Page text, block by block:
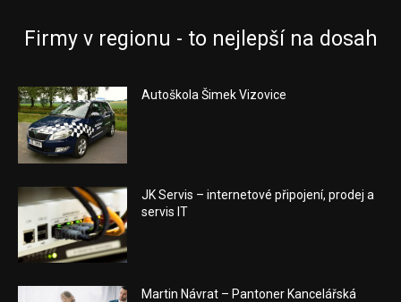
Firmy v regionu - to nejlepší na dosah
Autoškola Šimek Vizovice
JK Servis – internetové připojení, prodej a
servis IT
Martin Návrat – Pantoner Kancelářská